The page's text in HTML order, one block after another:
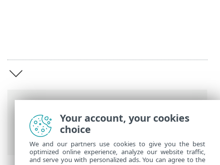
Guida online ESET
ESET PROTECT On-
Prem> ESET PROTECT Virtual Appliance
Your account, your cookies
choice
We and our partners use cookies to give you the best
optimized online experience, analyze our website traffic,
and serve you with personalized ads. You can agree to the